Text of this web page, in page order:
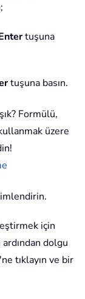
tuşuna
tuşuna basın.
Formülü,
üzere
için
ardından dolgu
'ne tıklayın ve bir